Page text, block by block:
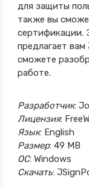
для защиты
также вы
сертификации.
предлагает
сможете
работе.
Разработчик:
Лицензия:
Язык: English
Размер: 49 MB
ОС: Windows
Скачать: